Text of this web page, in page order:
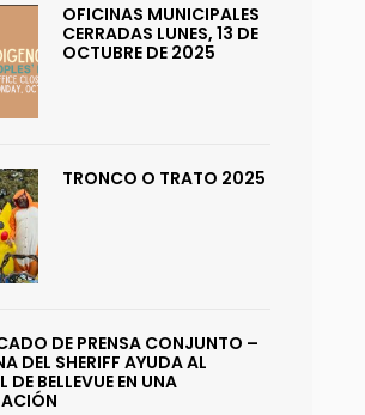
OFICINAS MUNICIPALES
CERRADAS LUNES, 13 DE
OCTUBRE DE 2025
TRONCO O TRATO 2025
DE PRENSA CONJUNTO –
DEL SHERIFF AYUDA AL
DE BELLEVUE EN UNA